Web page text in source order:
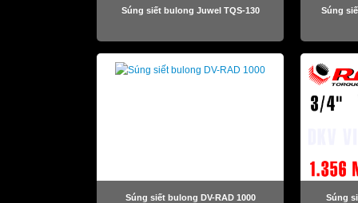
Súng siết bulong Juwel TQS-130 Súng
Súng siết bulong DV-RAD 1000 Súng